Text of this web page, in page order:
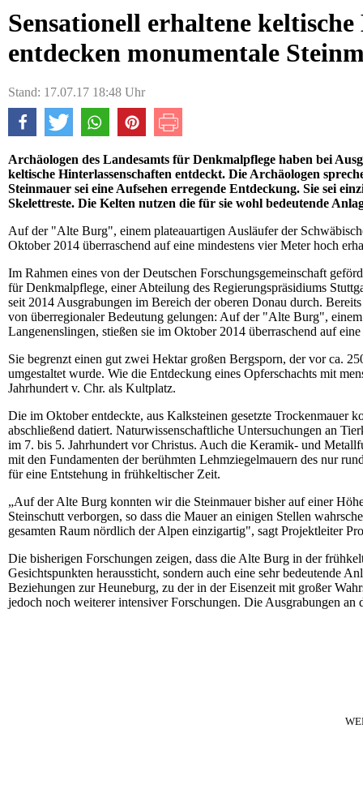
Sensationell erhaltene
entdecken monumentale
Stand: 17.07.17 18:48 Uhr
Archäologen des Landesamts für Denkmalpflege haben bei
keltische Hinterlassenschaften entdeckt. Die Archäologen
Steinmauer sei eine Aufsehen erregende Entdeckung. Sie sei
Skelettreste. Die Kelten nutzen die für sie wohl bedeutende
Auf der "Alte Burg", einem plateauartigen Ausläufer der
Oktober 2014 überraschend auf eine mindestens vier Meter hoch
Im Rahmen eines von der Deutschen Forschungsgemeinschaft
für Denkmalpflege, einer Abteilung des Regierungspräsidiums
seit 2014 Ausgrabungen im Bereich der oberen Donau durch.
von überregionaler Bedeutung gelungen: Auf der "Alte Burg",
Langenenslingen, stießen sie im Oktober 2014 überraschend auf
Sie begrenzt einen gut zwei Hektar großen Bergsporn, der vor ca.
umgestaltet wurde. Wie die Entdeckung eines Opferschachts mit
Jahrhundert v. Chr. als Kultplatz.
Die im Oktober entdeckte, aus Kalksteinen gesetzte Trockenmauer
abschließend datiert. Naturwissenschaftliche Untersuchungen an
im 7. bis 5. Jahrhundert vor Christus. Auch die Keramik- und
mit den Fundamenten der berühmten Lehmziegelmauern des nur
für eine Entstehung in frühkeltischer Zeit.
„Auf der Alte Burg konnten wir die Steinmauer bisher auf einer
Steinschutt verborgen, so dass die Mauer an einigen Stellen
gesamten Raum nördlich der Alpen einzigartig", sagt Projektleiter
Die bisherigen Forschungen zeigen, dass die Alte Burg in der
Gesichtspunkten heraussticht, sondern auch eine sehr bedeutende
Beziehungen zur Heuneburg, zu der in der Eisenzeit mit großer
jedoch noch weiterer intensiver Forschungen. Die Ausgrabungen